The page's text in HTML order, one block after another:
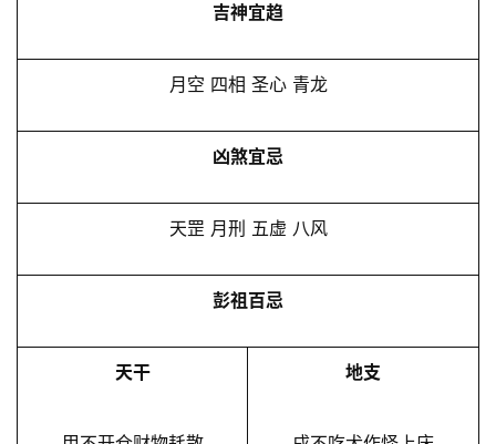
吉神宜趋
月空 四相 圣心 青龙
凶煞宜忌
天罡 月刑 五虚 八风
彭祖百忌
天干 地支